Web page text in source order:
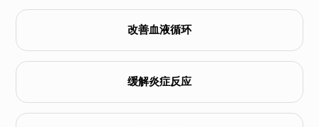
改善血液循环
缓解炎症反应